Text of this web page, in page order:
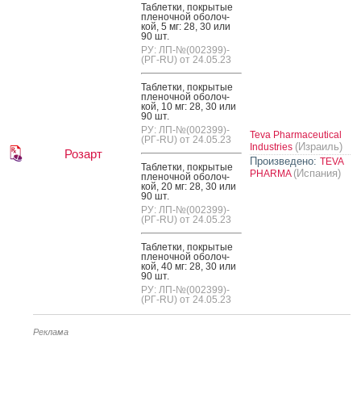
Розарт
Таб­летки, пок­ры­тые
пле­ноч­ной обо­лоч­
кой, 5 мг: 28, 30 или
90 шт.
РУ: ЛП-№(002399)-
(РГ-RU) от 24.05.23
Таб­летки, пок­ры­тые
пле­ноч­ной обо­лоч­
кой, 10 мг: 28, 30 или
90 шт.
РУ: ЛП-№(002399)-
(РГ-RU) от 24.05.23
Таб­летки, пок­ры­тые
пле­ноч­ной обо­лоч­
кой, 20 мг: 28, 30 или
90 шт.
РУ: ЛП-№(002399)-
(РГ-RU) от 24.05.23
Таб­летки, пок­ры­тые
пле­ноч­ной обо­лоч­
кой, 40 мг: 28, 30 или
90 шт.
РУ: ЛП-№(002399)-
(РГ-RU) от 24.05.23
Teva Pharmaceutical
Industries (Израиль)
Произведено: TEVA
PHARMA (Испания)
Реклама